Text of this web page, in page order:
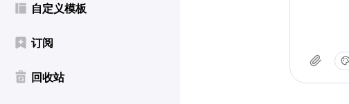
自定义模板
订阅
回收站